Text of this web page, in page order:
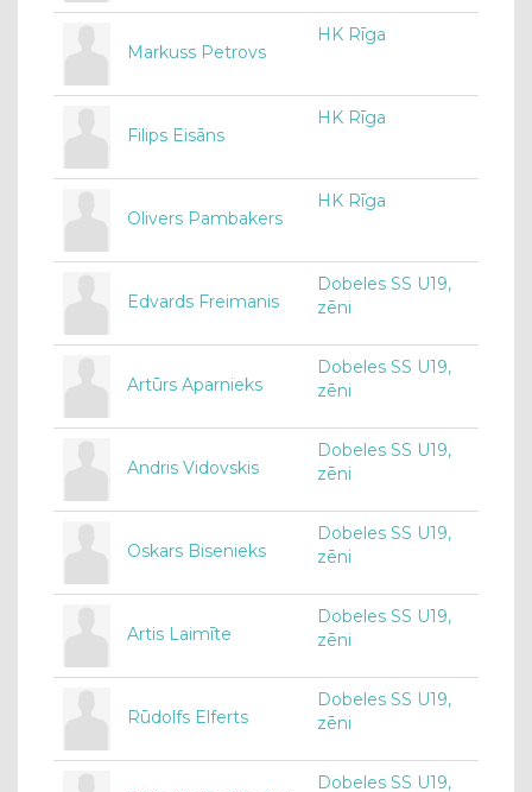
Markuss Petrovs
HK Rīga
Filips Eisāns
HK Rīga
Olivers Pambakers
HK Rīga
Edvards Freimanis
Dobeles SS U19,
zēni
Artūrs Aparnieks
Dobeles SS U19,
zēni
Andris Vidovskis
Dobeles SS U19,
zēni
Oskars Bisenieks
Dobeles SS U19,
zēni
Artis Laimīte
Dobeles SS U19,
zēni
Rūdolfs Elferts
Dobeles SS U19,
zēni
Dobeles SS U19,